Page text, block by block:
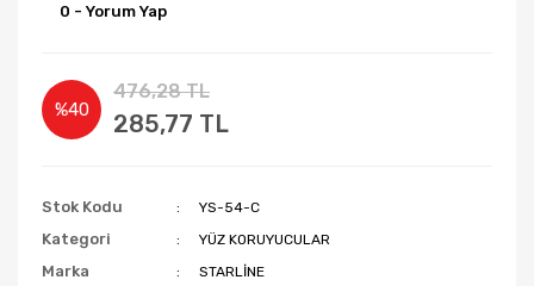
0 - Yorum Yap
%40
476,28 TL
285,77 TL
Stok Kodu YS-54-C
Kategori YÜZ KORUYUCULAR
Marka STARLİNE